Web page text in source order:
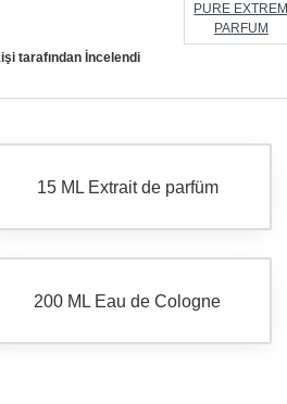
PURE EXTREM
PARFUM
tarafından İncelendi
15 ML Extrait de parfüm
200 ML Eau de Cologne